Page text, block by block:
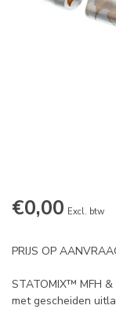
€0,00 Excl. btw
PRIJS OP
STATOMIX™ MFH &
met gescheiden